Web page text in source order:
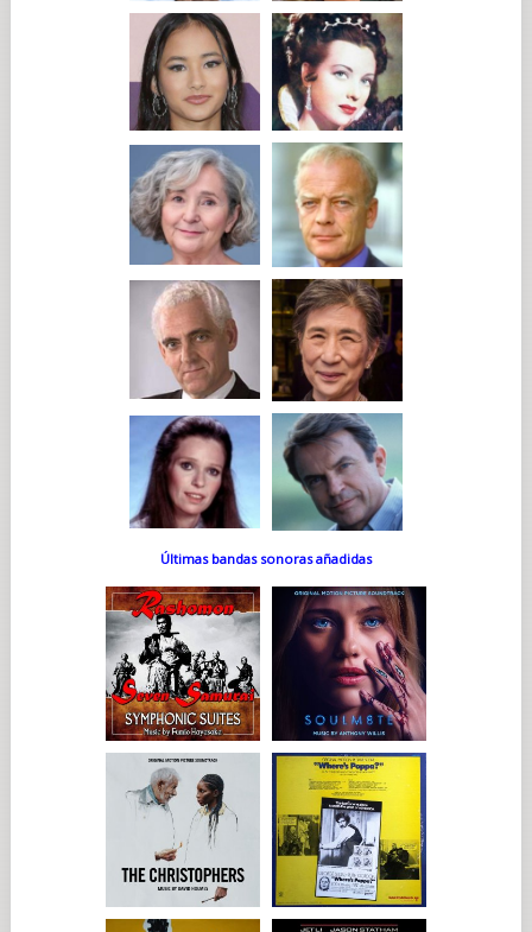
Últimas bandas sonoras añadidas